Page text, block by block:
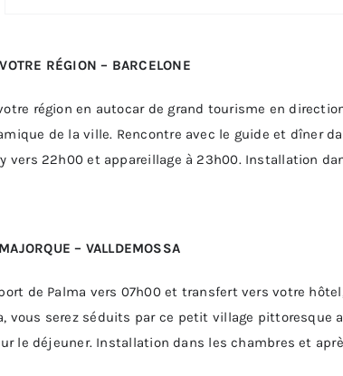
RÉGION – BARCELONE
région en autocar de grand tourisme en
de la ville. Rencontre avec le guide et dîner
vers 22h00 et appareillage à 23h00. Installation
– VALLDEMOSSA
de Palma vers 07h00 et transfert vers votre
vous serez séduits par ce petit village
le déjeuner. Installation dans les chambres et